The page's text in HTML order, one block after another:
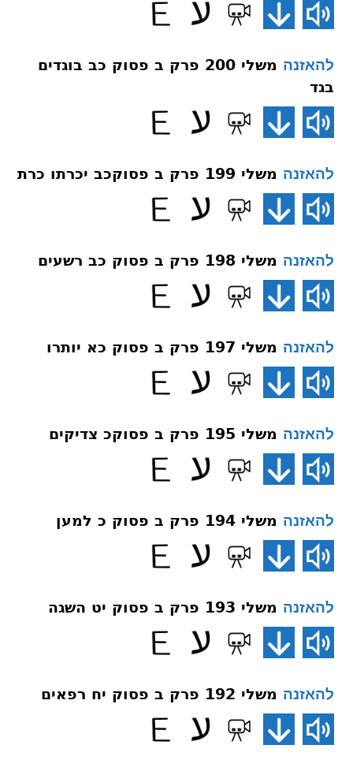
להאזנה
משלי 200 פרק ב פסוק כב בוגדים
בגד
להאזנה משלי 199 פרק ב פסוקכב יכרתו כרת
להאזנה משלי 198 פרק ב פסוק כב רשעים
להאזנה משלי 197 פרק ב פסוק כא יותרו
להאזנה משלי 195 פרק ב פסוקכ צדיקים
להאזנה משלי 194 פרק ב פסוק כ למען
להאזנה משלי 193 פרק ב פסוק יט השגה
להאזנה משלי 192 פרק ב פסוק יח רפאים